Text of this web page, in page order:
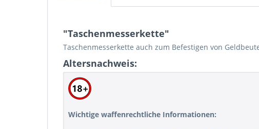
"Taschenmesserkette"
Taschenmesserkette auch zum Befestigen von
Altersnachweis:
Wichtige waffenrechtliche Informationen: